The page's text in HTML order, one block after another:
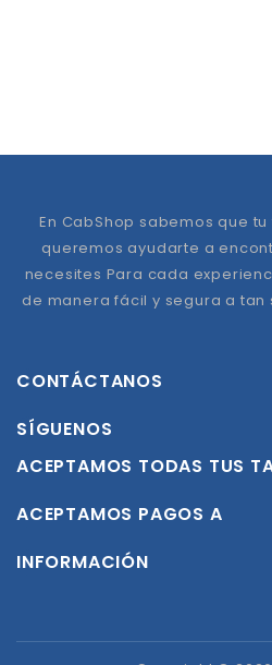
En CabShop sabemos que
queremos ayudarte a
necesites Para cada
de manera fácil y segura a
CONTÁCTANOS
SÍGUENOS
ACEPTAMOS TODAS TUS
ACEPTAMOS PAGOS A
INFORMACIÓN